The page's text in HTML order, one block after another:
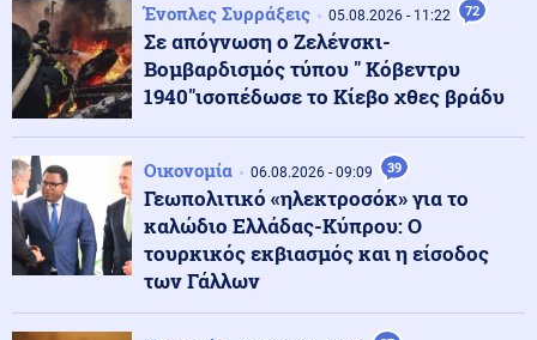
Οικονομία 06.08.2026 - 21:21
Χρηματιστήριο Αθηνών: Ήπια διόρθωση μετά το ράλι –
Σε υψηλά 11 μηνών η Metlen
Κοινωνία 06.08.2026 - 21:17
Συνελήφθησαν ο διευθυντής κι ο τεχνικός ασφαλείας
του ΔΕΔΔΗΕ στην Άρτα με εντολή εισαγγελέα
Κοινωνία 06.08.2026 - 21:16
Χαλκιδική: Νεκρός 69χρονος λουόμενος στην παραλία
της Σίβηρης
Ένοπλες Συρράξεις 05.08.2026 - 11:22 72
Σε απόγνωση ο Ζελένσκι-
Βομβαρδισμός τύπου " Κόβεντρυ
1940"ισοπέδωσε το Κίεβο χθες βράδυ
Οικονομία 06.08.2026 - 09:09 39
Γεωπολιτικό «ηλεκτροσόκ» για το
καλώδιο Ελλάδας-Κύπρου: Ο
τουρκικός εκβιασμός και η είσοδος
των Γάλλων